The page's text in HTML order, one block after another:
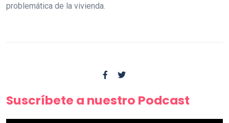
problemática de la vivienda.
Suscríbete a nuestro Podcast